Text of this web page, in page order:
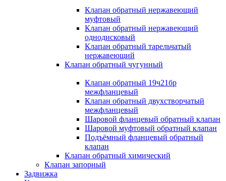
Клапан обратный нержавеющий
муфтовый
Клапан обратный нержавеющий
однодисковый
Клапан обратный тарельчатый
нержавеющий
Клапан обратный чугунный
Клапан обратный 19ч21бр
межфланцевый
Клапан обратный двухстворчатый
межфланцевый
Шаровой фланцевый обратный клапан
Шаровой муфтовый обратный клапан
Подъёмный фланцевый обратный
клапан
Клапан обратный химический
Клапан запорный
Задвижка